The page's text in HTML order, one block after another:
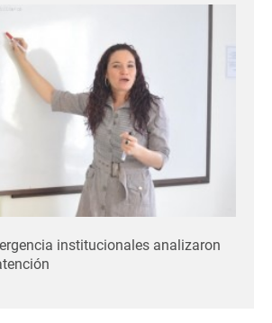
institucionales analizaron